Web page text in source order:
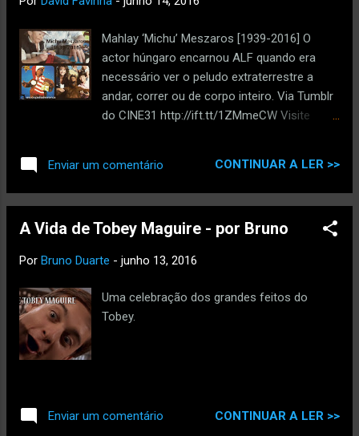
Mahlay ‘Michu’ Meszaros [1939-2016] O
actor húngaro encarnou ALF quando era
necessário ver o peludo extraterrestre a
andar, correr ou de corpo inteiro. Via Tumblr
do CINE31 http://ift.tt/1ZMmeCW Visite
Youtube do CINE31. via IFTTT
Enviar um comentário CONTINUAR A LER >>
A Vida de Tobey Maguire - por Bruno
Por Bruno Duarte - junho 13, 2016
Uma celebração dos grandes feitos do
Tobey.
Enviar um comentário CONTINUAR A LER >>